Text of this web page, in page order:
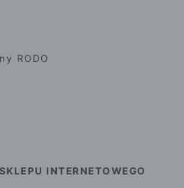
RODO
INTERNETOWEGO